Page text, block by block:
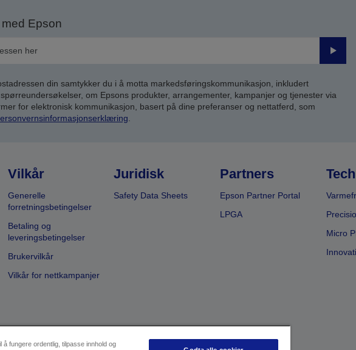
Epson
Send
din samtykker du i å motta markedsføringskommunikasjon, inkludert
om Epsons produkter, arrangementer, kampanjer og tjenester via
for elektronisk kommunikasjon, basert på dine preferanser og nettatferd, som
Vilkår
Generelle
forretningsbetingelser
Betaling og
leveringsbetingelser
Brukervilkår
Vilkår for nettkampanjer
Juridisk
Safety Data Sheets
Partners
Epson Partner Portal
LPGA
Micro
fungere ordentlig, tilpasse innhold og